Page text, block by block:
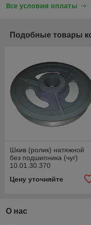
Все условия оплаты
Подобные товары
Шкив (ролик) натяжной
без подшипника (чуг)
10.01.30.370
(10.01.30.900) (с
10.01.30.150Б)
Цену уточняйте
О нас